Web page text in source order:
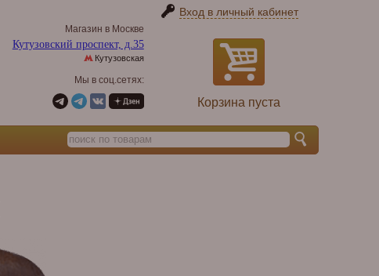
Вход в личный кабинет
Корзина пуста
Магазин в Москве
Кутузовский проспект, д.35
Кутузовская
Мы в соц.сетях: